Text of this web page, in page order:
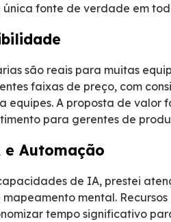
fonte de verdade em
são reais para muitas
faixas de preço, com
equipes. A proposta de
para gerentes de
e Automação
de IA, prestei
mental.
tempo significativo